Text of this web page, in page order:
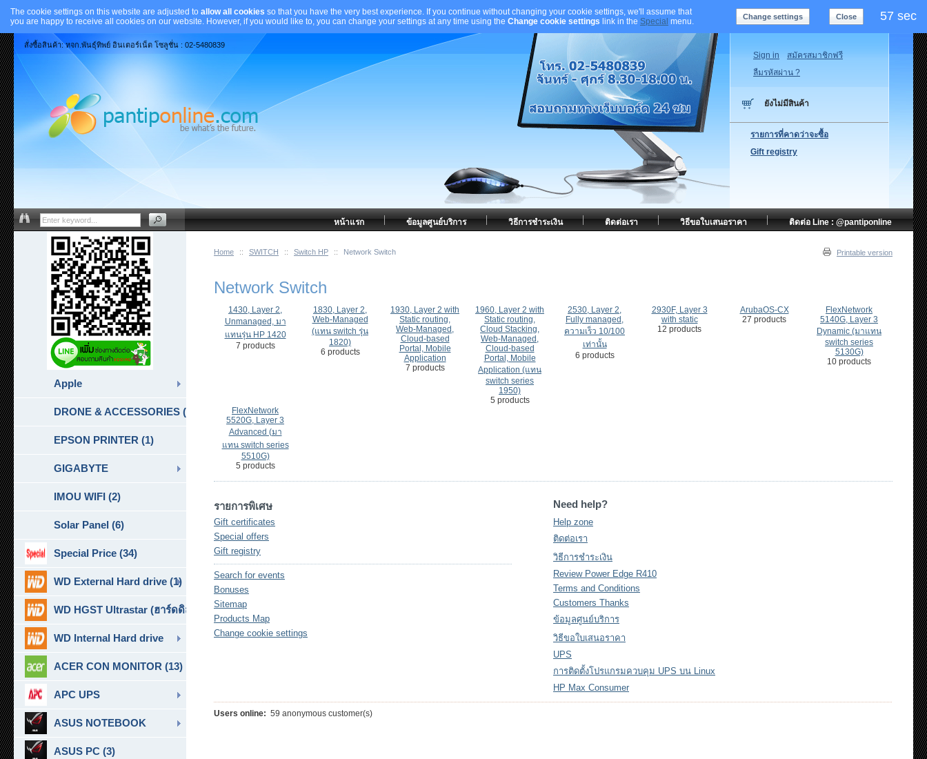
The cookie settings on this website are adjusted to allow all cookies so that you have the very best experience. If you continue without changing your cookie settings, we'll assume that
you are happy to receive all cookies on our website. However, if you would like to, you can change your settings at any time using the Change cookie settings link in the Special menu.
Change settings Close 56 sec
Home :: SWITCH :: Switch HP :: Network Switch Printable version
Network Switch
1430, Layer 2,
Unmanaged, มา
แทนรุ่น HP 1420
7 products
1830, Layer 2,
Web-Managed
(แทน switch รุ่น
1820)
6 products
1930, Layer 2 with
Static routing,
Web-Managed,
Cloud-based
Portal, Mobile
Application
7 products
1960, Layer 2 with
Static routing,
Cloud Stacking,
Web-Managed,
Cloud-based
Portal, Mobile
Application (แทน
switch series
1950)
5 products
2530, Layer 2,
Fully managed,
ความเร็ว 10/100
เท่านั้น
6 products
2930F, Layer 3
with static
12 products
ArubaOS-CX
27 products
FlexNetwork
5140G, Layer 3
Dynamic (มาแทน
switch series
5130G)
10 products
FlexNetwork
5520G, Layer 3
Advanced (มา
แทน switch series
5510G)
5 products
รายการพิเศษ
Gift certificates
Special offers
Gift registry
Search for events
Bonuses
Sitemap
Products Map
Change cookie settings
Need help?
Help zone
ติดต่อเรา
วิธีการชำระเงิน
Review Power Edge R410
Terms and Conditions
Customers Thanks
ข้อมูลศูนย์บริการ
วิธีขอใบเสนอราคา
UPS
การติดตั้งโปรแกรมควบคุม UPS บน Linux
HP Max Consumer
Users online: 59 anonymous customer(s)
Apple
DRONE & ACCESSORIES (6)
EPSON PRINTER (1)
GIGABYTE
IMOU WIFI (2)
Solar Panel (6)
Special Price (34)
WD External Hard drive (1)
WD HGST Ultrastar (ฮาร์ดดิสก์สำหรับ SERVER ) (10)
WD Internal Hard drive
ACER CON MONITOR (13)
APC UPS
ASUS NOTEBOOK
ASUS PC (3)
สั่งซื้อสินค้า: หจก.พันธุ์ทิพย์ อินเตอร์เน็ต โซลูชั่น : 02-5480839
Sign in
สมัครสมาชิกฟรี
ลืมรหัสผ่าน ?
ยังไม่มีสินค้า
รายการที่คาดว่าจะซื้อ
Gift registry
ติดต่อ Line : @pantiponline
วิธีขอใบเสนอราคา
ติดต่อเรา
วิธีการชำระเงิน
ข้อมูลศูนย์บริการ
หน้าแรก